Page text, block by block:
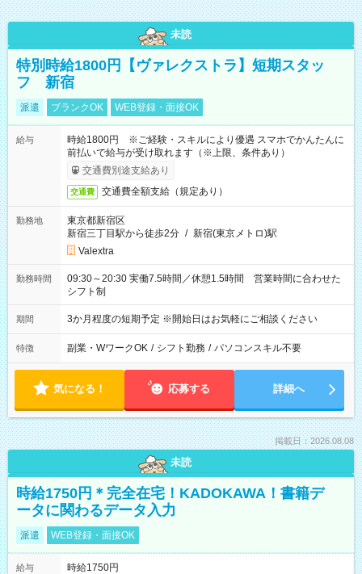
未読
特別時給1800円【ヴァレクストラ】短期スタッ
フ 新宿
派遣 ブランクOK WEB登録・面接OK
給与
時給1800円 ※ご経験・スキルにより優遇 スマホでかんたんに
前払いで給与が受け取れます（※上限、条件あり）
交通費別途支給あり
交通費 交通費全額支給（規定あり）
勤務地
東京都新宿区
新宿三丁目駅から徒歩2分 / 新宿(東京メトロ)駅
Valextra
勤務時間
09:30～20:30 実働7.5時間／休憩1.5時間 営業時間に合わせた
シフト制
期間 3か月程度の短期予定 ※開始日はお気軽にご相談ください
特徴 副業・WワークOK / シフト勤務 / パソコンスキル不要
気になる！ 応募する 詳細へ
掲載日：2026.08.08
未読
時給1750円＊完全在宅！KADOKAWA！書籍デ
ータに関わるデータ入力
派遣 WEB登録・面接OK
給与
時給1750円